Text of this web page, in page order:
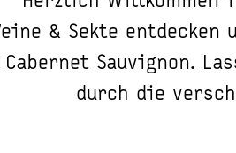
& Sekte entdecken
Cabernet Sauvignon.
durch die